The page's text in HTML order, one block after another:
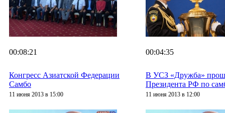
00:08:21
Конгресс Азиатской Федерации
Самбо
11 июня 2013 в 15:00
00:04:35
В УСЗ «Дружба»
Президента РФ по
11 июня 2013 в 12:00